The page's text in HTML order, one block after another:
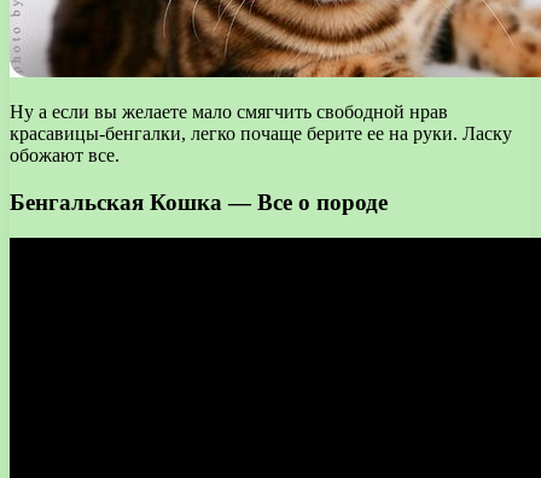
Ну а если вы желаете мало смягчить свободной нрав
красавицы-бенгалки, легко почаще берите ее на руки. Ласку
обожают все.
Бенгальская Кошка — Все о породе